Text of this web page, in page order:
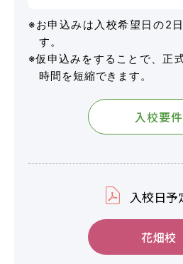
お知らせ
2026.08.01 お知らせ
スキップローンで今すぐ入校
年2月からも可能です
2026.07.31 卒業生 NEW!
NEW!
※お申込みは入校希望日の2
す。
※仮申込みをすることで、正
時間を短縮できます。
入校要件
入校日予
花畑校